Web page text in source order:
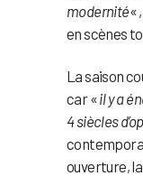
modernité«
en scènes
La saison
car «il y a
4 siècles
ouverture,